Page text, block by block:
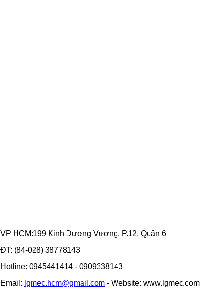
VP HCM:199 Kinh Dương Vương, P.12, Quận 6
ĐT: (84-028) 38778143
Hotline: 0945441414 - 0909338143
Email: lgmec.hcm@gmail.com - Website: www.lgmec.com